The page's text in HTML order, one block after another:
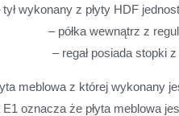
tył wykonany z płyty HDF
– półka wewnątrz z
– regał posiada stopki
meblowa z której wykonany
E1 oznacza że płyta meblowa